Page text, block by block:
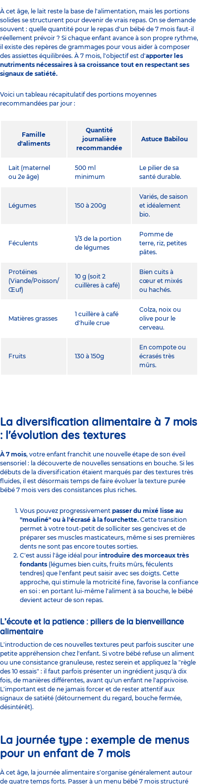
À cet âge, le lait reste la base de l'alimentation, mais les portions
solides se structurent pour devenir de vrais repas. On se demande
souvent : quelle quantité pour le repas d'un bébé de 7 mois faut-il
réellement prévoir ? Si chaque enfant avance à son propre rythme,
il existe des repères de grammages pour vous aider à composer
des assiettes équilibrées. À 7 mois, l'objectif est d'apporter les
nutriments nécessaires à sa croissance tout en respectant ses
signaux de satiété.
Voici un tableau récapitulatif des portions moyennes
recommandées par jour :
Famille
d'aliments
Quantité
journalière
recommandée
Astuce Babilou
Lait (maternel
ou 2e âge)
500 ml
minimum
Le pilier de sa
santé durable.
Légumes 150 à 200g
Variés, de saison
et idéalement
bio.
Féculents
1/3 de la portion
de légumes
Pomme de
terre, riz, petites
pâtes.
Protéines
(Viande/Poisson/
Œuf)
10 g (soit 2
cuillères à café)
Bien cuits à
cœur et mixés
ou hachés.
Matières grasses
1 cuillère à café
d'huile crue
Colza, noix ou
olive pour le
cerveau.
Fruits 130 à 150g
En compote ou
écrasés très
mûrs.
La diversification alimentaire à 7 mois
: l'évolution des textures
À 7 mois, votre enfant franchit une nouvelle étape de son éveil
sensoriel : la découverte de nouvelles sensations en bouche. Si les
débuts de la diversification étaient marqués par des textures très
fluides, il est désormais temps de faire évoluer la texture purée
bébé 7 mois vers des consistances plus riches.
Vous pouvez progressivement passer du mixé lisse au
"mouliné" ou à l'écrasé à la fourchette. Cette transition
permet à votre tout-petit de solliciter ses gencives et de
préparer ses muscles masticateurs, même si ses premières
dents ne sont pas encore toutes sorties.
C'est aussi l'âge idéal pour introduire des morceaux très
fondants (légumes bien cuits, fruits mûrs, féculents
tendres) que l'enfant peut saisir avec ses doigts. Cette
approche, qui stimule la motricité fine, favorise la confiance
en soi : en portant lui-même l'aliment à sa bouche, le bébé
devient acteur de son repas.
L’écoute et la patience : piliers de la bienveillance
alimentaire
L'introduction de ces nouvelles textures peut parfois susciter une
petite appréhension chez l'enfant. Si votre bébé refuse un aliment
ou une consistance granuleuse, restez serein et appliquez la "règle
des 10 essais" : il faut parfois présenter un ingrédient jusqu'à dix
fois, de manières différentes, avant qu'un enfant ne l'apprivoise.
L'important est de ne jamais forcer et de rester attentif aux
signaux de satiété (détournement du regard, bouche fermée,
désintérêt).
La journée type : exemple de menus
pour un enfant de 7 mois
À cet âge, la journée alimentaire s'organise généralement autour
de quatre temps forts. Passer à un menu bébé 7 mois structuré